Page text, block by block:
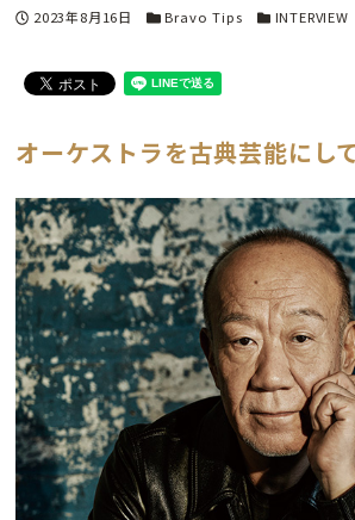
投稿日
2023年8月16日 カテゴリー
Bravo Tips カテゴリー
INTERVIEW
オーケストラを古典芸能にし